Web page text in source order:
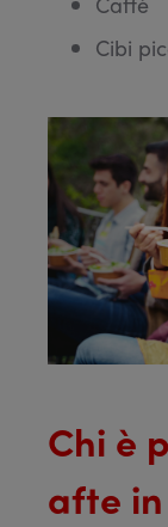
Cibi
Chi è
afte